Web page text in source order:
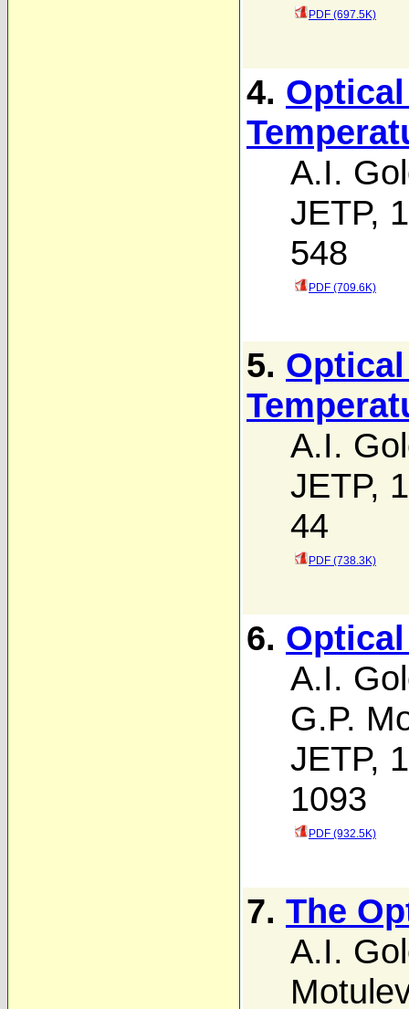
PDF (697.5K)
4.
A.I.
JETP,
548
PDF (709.6K)
5.
A.I.
JETP,
44
PDF (738.3K)
6.
A.I.
G.P.
JETP,
1093
PDF (932.5K)
7. The
A.I.